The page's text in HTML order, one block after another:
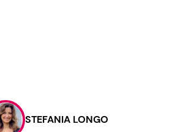
STEFANIA LONGO